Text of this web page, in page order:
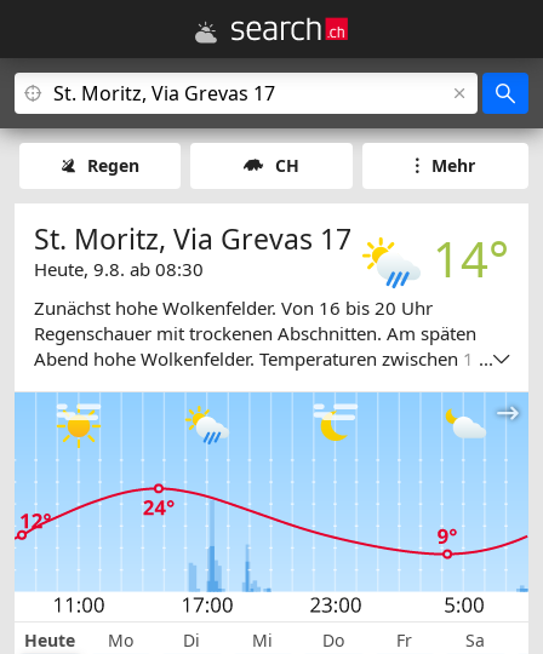
Regen CH Mehr
14°
St. Moritz, Via Grevas 17
Heute, 9.8. ab 08:30
Zunächst hohe Wolkenfelder. Von 16 bis 20 Uhr
Regenschauer mit trockenen Abschnitten. Am späten
Abend hohe Wolkenfelder. Temperaturen zwischen 11...
Heute Mo Di Mi Do Fr Sa